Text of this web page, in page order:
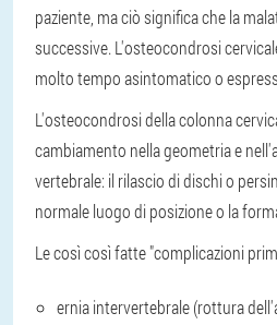
paziente, ma ciò significa che la
successive. L'osteocondrosi
molto tempo asintomatico o
L'osteocondrosi della colonna
cambiamento nella geometria e
vertebrale: il rilascio di dischi o
normale luogo di posizione o la
Le così così fatte "complicazioni
ernia intervertebrale (rottura